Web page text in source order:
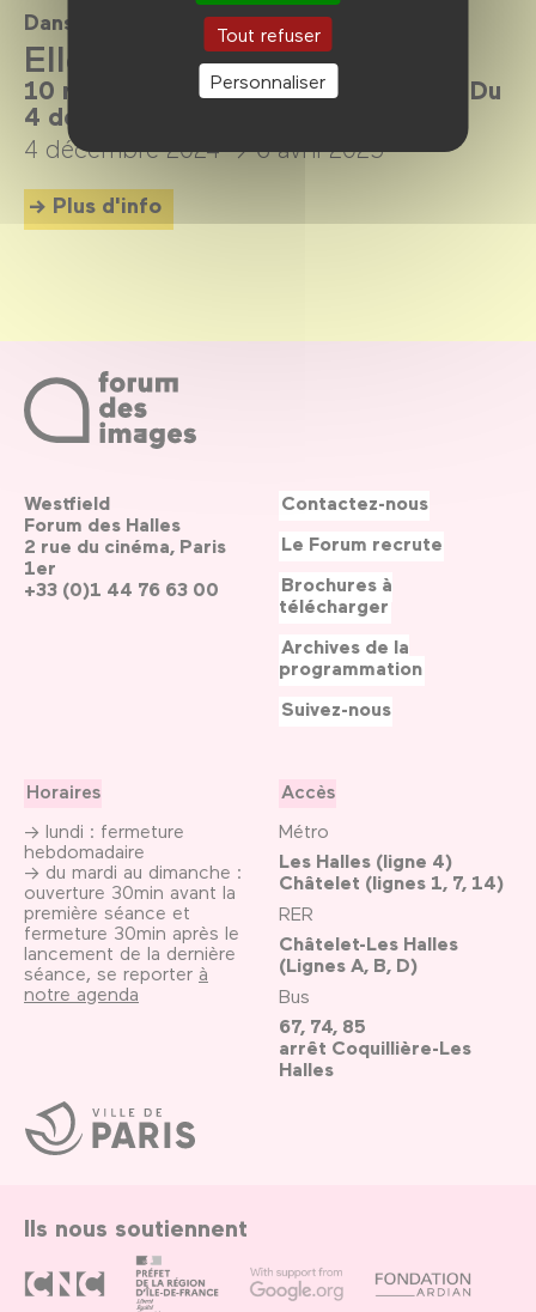
Tout refuser
Personnaliser
Dans le cadre de
Elles sont là pour rester
10 réalisatrices aujourd’hui en France. Du
4 décembre 2024 au 6 avril 2025.
4 décembre 2024 → 6 avril 2025
Plus d'info
Ville
de
Paris
Westfield
Forum des Halles
2 rue du cinéma, Paris
1er
+33 (0)1 44 76 63 00
Horaires
→ lundi : fermeture
hebdomadaire
→ du mardi au dimanche :
ouverture 30min avant la
première séance et
fermeture 30min après le
lancement de la dernière
séance, se reporter à
notre agenda
Accès
Métro
Les Halles (ligne 4)
Châtelet (lignes 1, 7, 14)
RER
Châtelet-Les Halles
(Lignes A, B, D)
Bus
67, 74, 85
arrêt Coquillière-Les
Halles
Contactez-nous
Le Forum recrute
Brochures à
télécharger
Archives de la
programmation
Suivez-nous
Ils nous soutiennent